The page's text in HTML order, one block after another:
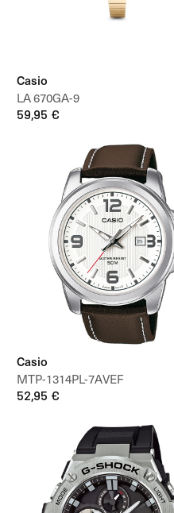
Casio
LA 670GA-9
59,95 €
Casio
MTP-1314PL-7AVEF
52,95 €